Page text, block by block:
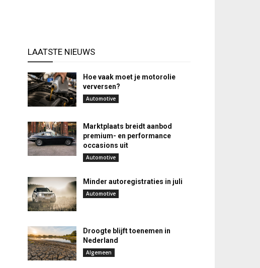
LAATSTE NIEUWS
Hoe vaak moet je motorolie
verversen?
Automotive
Marktplaats breidt aanbod
premium- en performance
occasions uit
Automotive
Minder autoregistraties in juli
Automotive
Droogte blijft toenemen in
Nederland
Algemeen